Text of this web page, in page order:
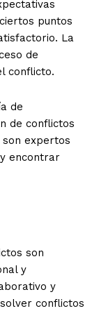
puntos
La
de
conflicto.
de
de conflictos
son expertos
encontrar
son
y
y
conflictos